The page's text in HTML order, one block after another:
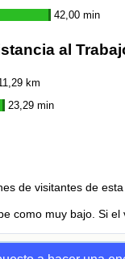
42,00 min
al
km
23,29 min
de visitantes de
como muy bajo. Si